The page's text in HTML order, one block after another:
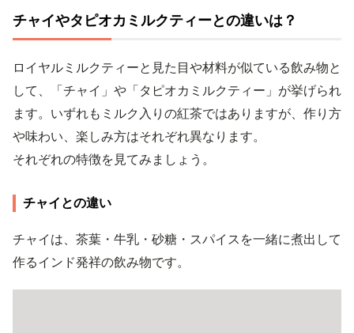
チャイやタピオカミルクティーとの違いは？
ロイヤルミルクティーと見た目や材料が似ている飲み物と
して、「チャイ」や「タピオカミルクティー」が挙げられ
ます。いずれもミルク入りの紅茶ではありますが、作り方
や味わい、楽しみ方はそれぞれ異なります。
それぞれの特徴を見てみましょう。
チャイとの違い
チャイは、茶葉・牛乳・砂糖・スパイスを一緒に煮出して
作るインド発祥の飲み物です。